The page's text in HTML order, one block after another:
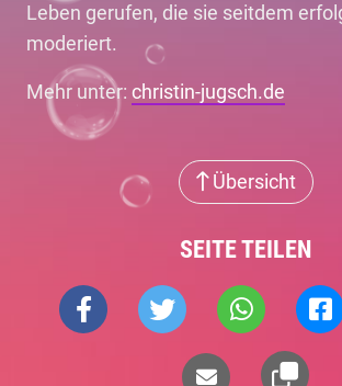
Leben gerufen, die sie seitdem
moderiert.
Mehr unter: christin-jugsch.de
Übersicht
SEITE TEILEN